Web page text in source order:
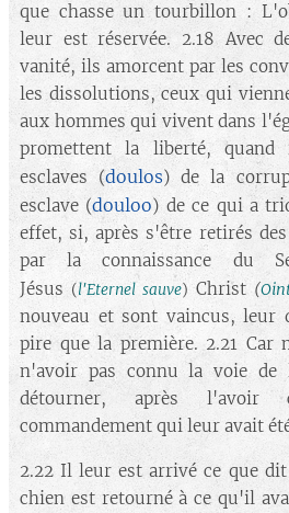
que chasse un tourbillon :
leur est réservée. 2.18 Avec
vanité, ils amorcent par les
les dissolutions, ceux qui
aux hommes qui vivent dans
promettent la liberté, quand
esclaves (doulos) de la
esclave (douloo) de ce qui a
effet, si, après s'être retirés
par la connaissance du
Jésus (l'Eternel sauve) Christ (
nouveau et sont vaincus, leur
pire que la première. 2.21 Car
n'avoir pas connu la voie de
détourner, après l'avoir
commandement qui leur avait
2.22 Il leur est arrivé ce que
chien est retourné à ce qu'il